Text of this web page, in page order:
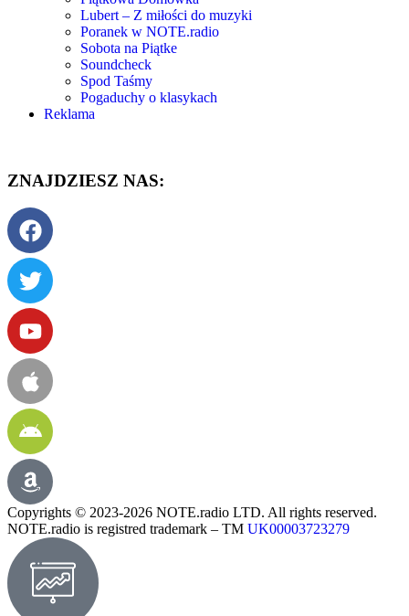
Lubert – Z miłości do muzyki
Poranek w NOTE.radio
Sobota na Piątke
Soundcheck
Spod Taśmy
Pogaduchy o klasykach
Reklama
ZNAJDZIESZ NAS:
Copyrights © 2023-2026 NOTE.radio LTD. All rights reserved.
NOTE.radio is registred trademark – TM UK00003723279